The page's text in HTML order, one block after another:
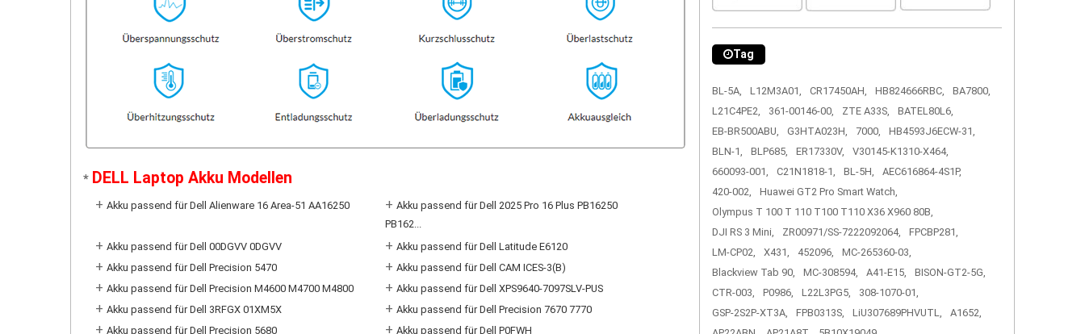
* DELL Laptop Akku Modellen
+ Akku passend für Dell Alienware 16 Area-51 AA16250 +Akku passend für Dell 2025 Pro 16 Plus PB16250
PB162...
+ Akku passend für Dell 00DGVV 0DGVV +Akku passend für Dell Latitude E6120
+ Akku passend für Dell Precision 5470 +Akku passend für Dell CAM ICES-3(B)
+ Akku passend für Dell Precision M4600 M4700 M4800 +Akku passend für Dell XPS9640-7097SLV-PUS
+ Akku passend für Dell 3RFGX 01XM5X +Akku passend für Dell Precision 7670 7770
+ Akku passend für Dell Precision 5680 +Akku passend für Dell P0FWH
Tag
BL-5A, L12M3A01, CR17450AH, HB824666RBC,
BA7800,
L21C4PE2,
361-00146-00, ZTE A33S,
BATEL80L6,
EB-BR500ABU,
G3HTA023H, 7000,
HB4593J6ECW-31,
BLN-1,
BLP685, ER17330V,
V30145-K1310-X464,
660093-001,
C21N1818-1, BL-5H,
AEC616864-4S1P,
420-002,
Huawei GT2 Pro Smart Watch,
Olympus T 100 T 110 T100 T110 X36 X960 80B,
DJI RS 3 Mini,
ZR00971/SS-7222092064,
FPCBP281,
LM-CP02,
X431, 452096,
MC-265360-03,
Blackview Tab 90,
MC-308594, A41-E15,
BISON-GT2-5G,
CTR-003,
P0986, L22L3PG5,
308-1070-01,
GSP-2S2P-XT3A,
FPB0313S, LiU307689PHVUTL,
A1652,